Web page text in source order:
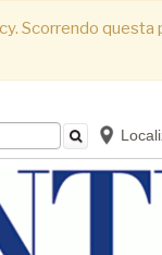
Scorrendo questa